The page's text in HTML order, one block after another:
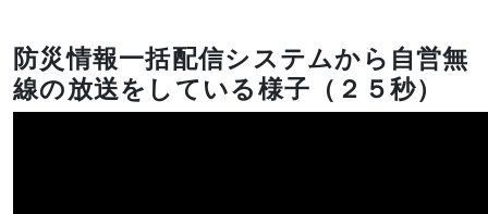
防災情報一括配信システムから自営無
線の放送をしている様子（２５秒）